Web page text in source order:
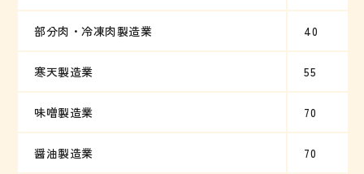
部分肉・冷凍肉製造業 40
寒天製造業 55
味噌製造業 70
醤油製造業 70